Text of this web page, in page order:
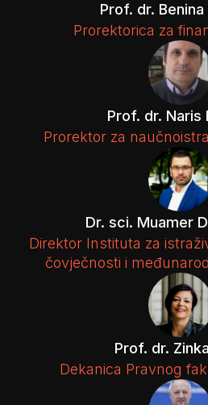
Prof. dr.
Prorektorica za
Prof. dr. Naris
Prorektor za
Dr. sci. Muamer
Direktor Instituta za
čovječnosti i
Prof. dr.
Dekanica Pravnog